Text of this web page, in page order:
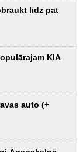
līdz pat
KIA
auto (+